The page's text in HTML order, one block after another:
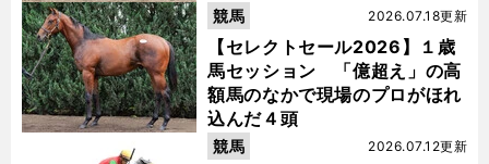
【セレクトセール2026】１歳
馬セッション 「億超え」の高
額馬のなかで現場のプロがほれ
込んだ４頭
2026.07.18更新
競馬
2026.07.12更新
競馬